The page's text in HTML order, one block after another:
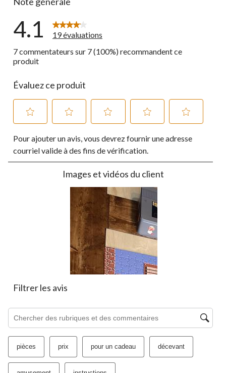
4.1
19 évaluations
7 commentateurs sur 7 (100%) recommandent ce
produit
Évaluez ce produit
pour
évaluer
pour
évaluer
étoiles.
formulaire
soumission.
pour
évaluer
3
étoiles.
Cette
action
ouvrira
le
formulaire
de
soumission.
pour
évaluer
4
étoiles.
Cette
action
ouvrira
le
formulaire
soumission.
pour
Pour ajouter un avis, vous devrez fournir une adresse
courriel valide à des fins de vérification.
Images et vidéos du client
Filtrer les avis
Zone de recherche de sujet et d'avis
pièces prix pour un cadeau décevant